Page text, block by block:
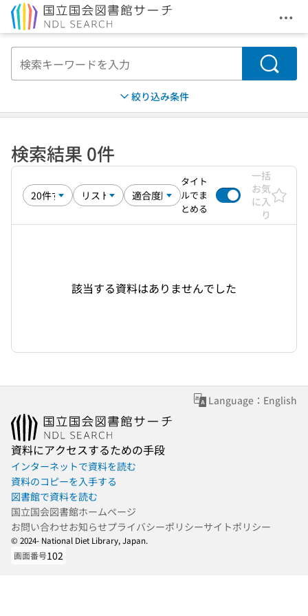
メ
検索
絞り込み条件
検索結果 0件
タイト
ルでま
とめる
一括
お気
に入
り
該当する資料はありませんでした
Language：English
資料にアクセスするための手段
インターネットで資料を読む
資料のコピーを入手する
図書館で資料を読む
国立国会図書館ホームページ
お問い合わせお知らせプライバシーポリシーサイトポリシー
© 2024- National Diet Library, Japan.
画面番号102